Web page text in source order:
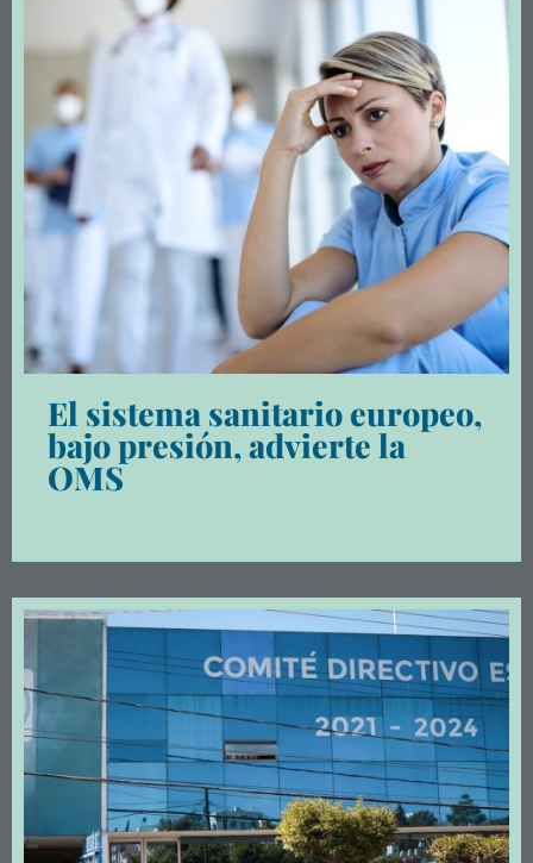
El sistema sanitario europeo,
bajo presión, advierte la
OMS